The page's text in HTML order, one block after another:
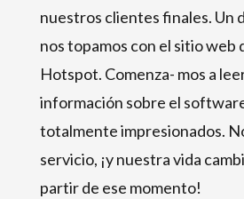
nuestros clientes finales. Un
nos topamos con el sitio web
Hotspot. Comenza- mos a
información sobre el
totalmente impresionados.
servicio, ¡y nuestra vida
partir de ese momento!